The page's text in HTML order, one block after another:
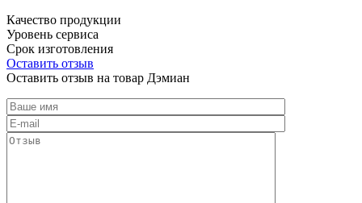
Качество продукции
Уровень сервиса
Срок изготовления
Оставить отзыв
Оставить отзыв на товар Дэмиан